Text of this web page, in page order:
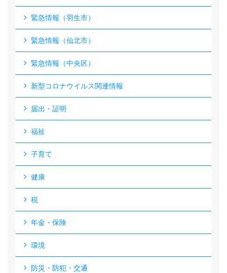
緊急情報（羽生市）
緊急情報（仙北市）
緊急情報（中央区）
新型コロナウイルス関連情報
届出・証明
福祉
子育て
健康
税
年金・保険
環境
防災・防犯・交通